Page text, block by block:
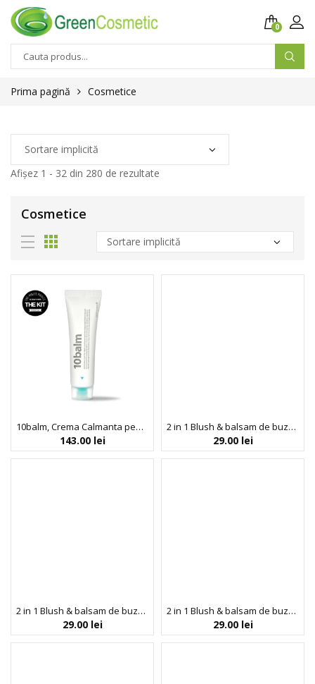
0
Prima pagină Cosmetice
Afișez 1 - 32 din 280 de rezultate
Cosmetice
10balm, Crema Calmanta pentru Ten Uscat si Sensibil, Indeed Labs, 30 ml
143.00 lei
2 in 1 Blush & balsam de buze tip mousse Chibi Mousse, nuanta Flutter, Chibi Manga Collection, Rude Cosmetics, 4 g
29.00 lei
2 in 1 Blush & balsam de buze tip mousse Chibi Mousse, nuanta Fuzzy, Chibi Manga Collection, Rude Cosmetics, 4 g
29.00 lei
2 in 1 Blush & balsam de buze tip mousse Chibi Mousse, nuanta Tada!, Chibi Manga Collection, Rude Cosmetics, 4 g
29.00 lei